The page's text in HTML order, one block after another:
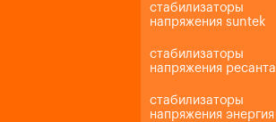
стабилизаторы
напряжения suntek
стабилизаторы
напряжения ресанта
стабилизаторы
напряжения энергия